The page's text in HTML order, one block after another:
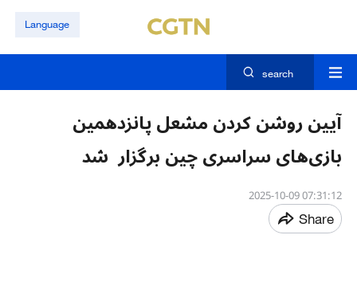
Language
search
آیین روشن کردن مشعل پانزدهمین
بازی‌های سراسری چین برگزار شد
07:31:12 2025-10-09
Share